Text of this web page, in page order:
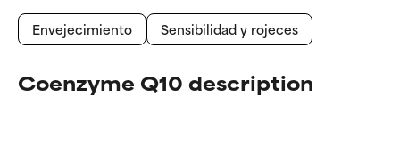
Envejecimiento
Sensibilidad y rojeces
Coenzyme Q10 description